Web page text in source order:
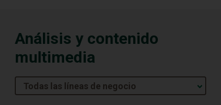
Análisis y contenido
multimedia
Todas las líneas de negocio